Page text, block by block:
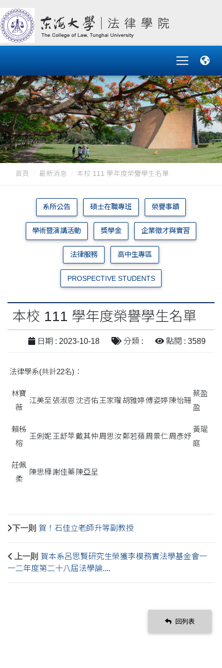
首頁 最新消息 本校 111 學年度榮譽學生名單
系所公告 碩士在職專班 榮譽事蹟
學術暨演講活動 獎學金 企業徵才與實習
法律服務 高中生專區
PROSPECTIVE STUDENTS
本校 111 學年度榮譽學生名單
日期 : 2023-10-18 分類 : 點閱 : 3589
法律學系(共計22名)：
林寶
薇
江美至 張淑恩 沈咨佑王家瓘胡雅婷傅姿婷 陳怡珊
蔡盈
盈
賴秭
榕
王俐妮王舒苹戴其仲周思汝鄭若蘋 周景仁 周彥妤
黃琨
庭
莊佩
柔
陳思樺謝佳蓁 陳亞呈
下一則 賀！石佳立老師升等副教授
上一則 賀本系呂思賢研究生榮獲李模務實法學基金會一
一二年度第二十八屆法學論....
回列表